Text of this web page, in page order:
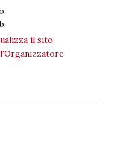
il sito